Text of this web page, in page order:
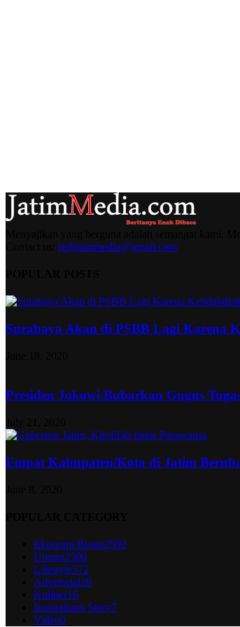
redjatimmedia@gmail.com
Surabaya Akan di PSBB Lagi Karena
Presiden Jokowi Bubarkan Gugus
Empat Kabupaten/Kota di Jatim
Ekonomi Bisnis2592
Umum2500
Lifestyle572
Advetorial26
Kuliner16
Inspirations Story7
Video0